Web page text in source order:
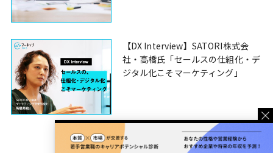
【DX Interview】SATORI株式会
社・高橋氏「セールスの仕組化・デ
ジタル化こそマーケティング」